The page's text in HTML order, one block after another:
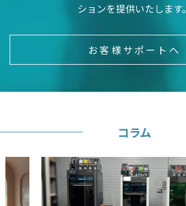
ションを提供いたします。
お客様サポートへ
コラム